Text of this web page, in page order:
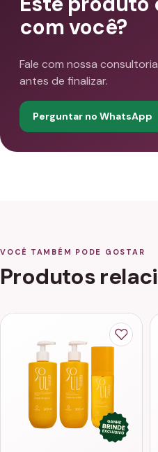
com você?
Fale com nossa
antes de finalizar.
Perguntar no WhatsApp
VOCÊ TAMBÉM PODE GOSTAR
Produtos